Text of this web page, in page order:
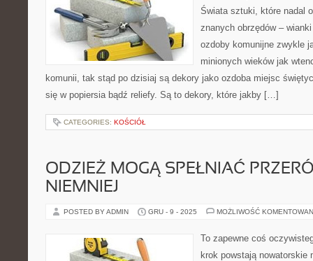
Świata sztuki, które nadal
znanych obrzędów –
ozdoby komunijne zwykle
minionych wieków jak
komunii, tak stąd po dzisiaj są dekory jako ozdoba miejsc
się w popiersia bądź reliefy. Są to dekory, które jakby […]
CATEGORIES: KOŚCIÓŁ
ODZIEŻ MOGĄ SPEŁNIAĆ
NIEMNIEJ
POSTED BY ADMIN GRU - 9 - 2025 MOŻLIWOŚĆ
To zapewne coś
krok powstają nowatorskie